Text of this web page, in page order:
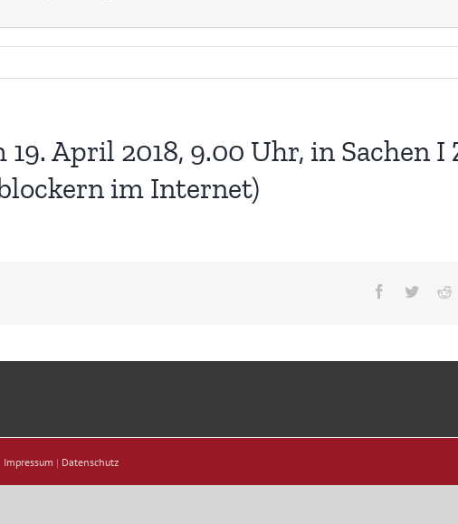
April 2018, 9.00 Uhr, in Sachen I
im Internet)
Facebook
Twitter
Impressum | Datenschutz